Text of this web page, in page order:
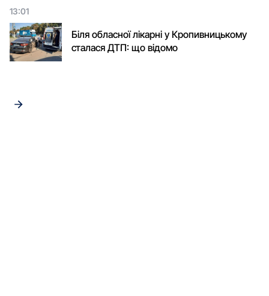
13:01
Біля обласної лікарні у Кропивницькому
сталася ДТП: що відомо